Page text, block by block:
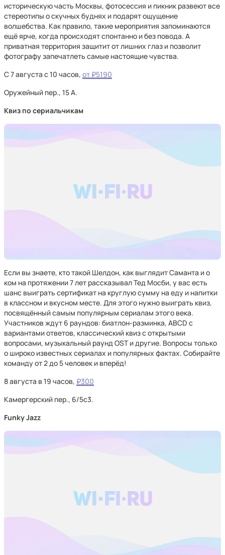
историческую часть Москвы, фотосессия и пикник развеют все
стереотипы о скучных буднях и подарят ощущение
волшебства. Как правило, такие мероприятия запоминаются
ещё ярче, когда происходят спонтанно и без повода. А
приватная территория защитит от лишних глаз и позволит
фотографу запечатлеть самые настоящие чувства.
С 7 августа с 10 часов, от ₽5190
Оружейный пер., 15 А.
Квиз по сериальчикам
Если вы знаете, кто такой Шелдон, как выглядит Саманта и о
ком на протяжении 7 лет рассказывал Тед Мосби, у вас есть
шанс выиграть сертификат на круглую сумму на еду и напитки
в классном и вкусном месте. Для этого нужно выиграть квиз,
посвящённый самым популярным сериалам этого века.
Участников ждут 6 раундов: биатлон-разминка, ABCD с
вариантами ответов, классический квиз с открытыми
вопросами, музыкальный раунд OST и другие. Вопросы только
о широко известных сериалах и популярных фактах. Собирайте
команду от 2 до 5 человек и вперёд!
8 августа в 19 часов, ₽300
Камергерский пер., 6/5с3.
Funky Jazz